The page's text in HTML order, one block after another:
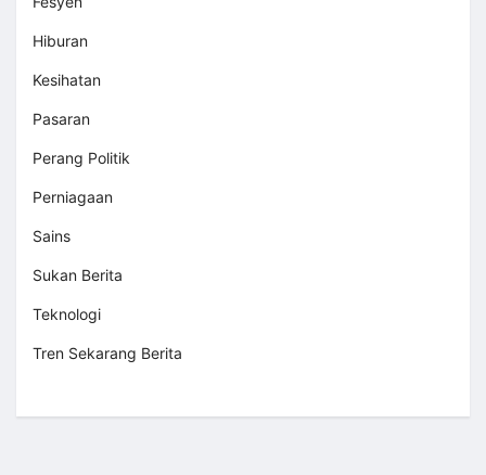
Hiburan
Kesihatan
Pasaran
Perang Politik
Perniagaan
Sains
Sukan Berita
Teknologi
Tren Sekarang Berita